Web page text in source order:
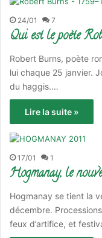
24/01 7
Qui est le poète
Robert Burns, poète
lui chaque 25 janvier.
du haggis.…
Lire la suite »
17/01 1
Hogmanay, le
Hogmanay se tient la
décembre.
feux d’artifice, et